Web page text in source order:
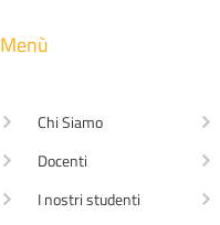
Menù
Chi Siamo
Docenti
I nostri studenti